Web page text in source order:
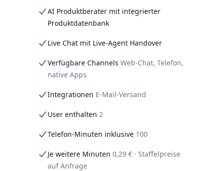
AI Produktberater mit integrierter
Produktdatenbank
Live Chat mit Live-Agent Handover
Verfügbare Channels Web-Chat, Telefon,
native Apps
Integrationen E-Mail-Versand
User enthalten 2
Telefon-Minuten inklusive 100
Je weitere Minuten 0,29 € · Staffelpreise
auf Anfrage